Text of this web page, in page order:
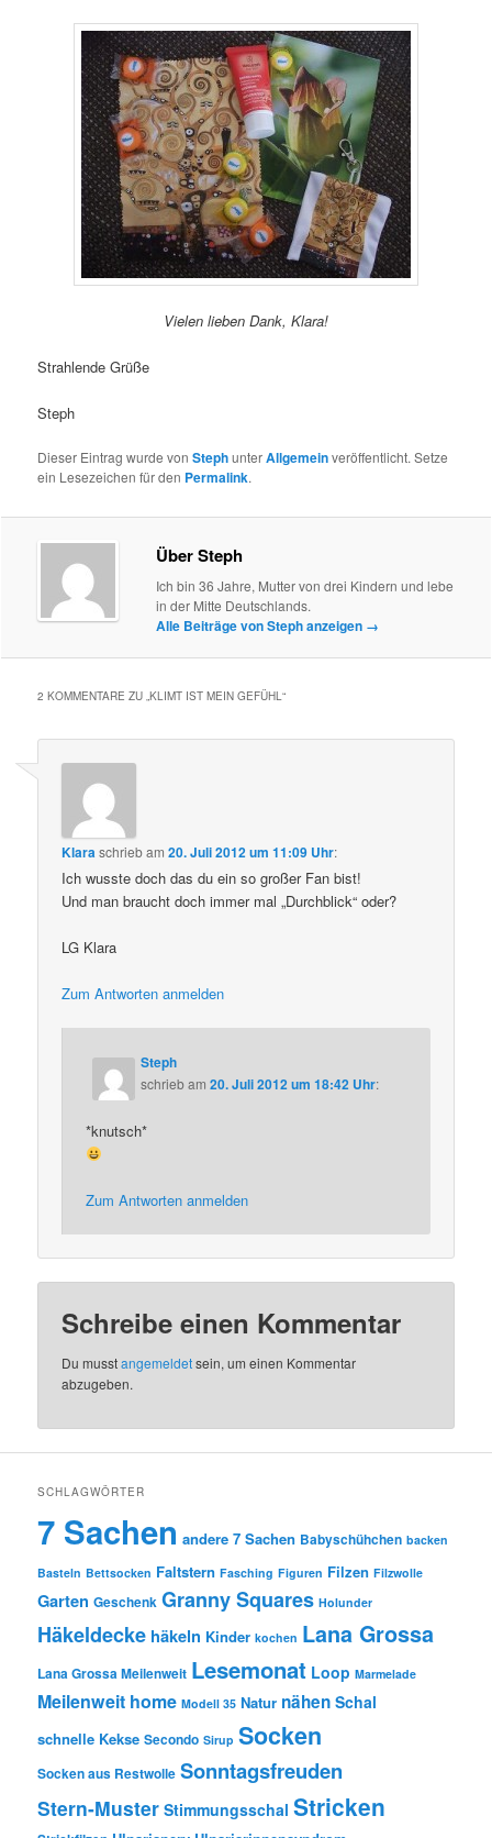
Vielen lieben Dank, Klara!
Strahlende Grüße
Steph
Dieser Eintrag wurde vonStephunterAllgemeinveröffentlicht. Setze
ein Lesezeichen für den Permalink.
Über Steph
Ich bin 36 Jahre, Mutter von drei Kindern und lebe
in der Mitte Deutschlands.
Alle Beiträge von Steph anzeigen →
2 KOMMENTARE ZU „KLIMT IST MEIN GEFÜHL“
Klaraschriebam20. Juli 2012 um 11:09 Uhr:
Ich wusste doch das du ein so großer Fan bist!
Und man braucht doch immer mal „Durchblick“ oder?
LG Klara
Zum Antworten anmelden
Steph
schriebam20. Juli 2012 um 18:42 Uhr:
*knutsch*
Zum Antworten anmelden
Schreibe einen Kommentar
Du musstangemeldetsein, um einen Kommentar
abzugeben.
SCHLAGWÖRTER
7 Sachen andere 7 Sachen Babyschühchen backen
Basteln Bettsocken Faltstern Fasching Figuren Filzen Filzwolle
Garten Geschenk Granny Squares Holunder
Häkeldecke häkeln Kinder kochen Lana Grossa
Lana Grossa Meilenweit Lesemonat Loop Marmelade
Meilenweit home Modell 35 Natur nähen Schal
schnelle Kekse Secondo Sirup Socken
Socken aus Restwolle Sonntagsfreuden
Stern-Muster Stimmungsschal Stricken